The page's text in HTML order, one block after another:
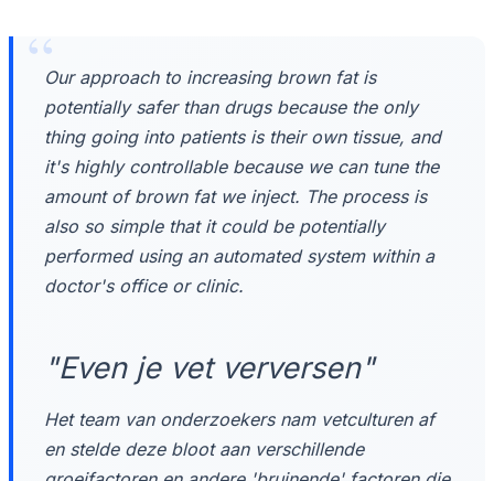
Our approach to increasing brown fat is
potentially safer than drugs because the only
thing going into patients is their own tissue, and
it's highly controllable because we can tune the
amount of brown fat we inject. The process is
also so simple that it could be potentially
performed using an automated system within a
doctor's office or clinic.
"Even je vet verversen"
Het team van onderzoekers nam vetculturen af
en stelde deze bloot aan verschillende